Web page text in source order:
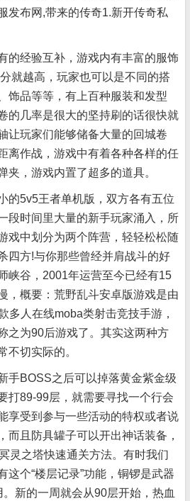
发布网,带来的传奇1.新开传奇私
经验互补，游戏内有丰富的服饰
就越高，玩家也可以是不同的搭
饰品等等，有上百种服装和发型
的几率是很大的坚持刷的话很快就
让玩家们能够储备大量的回城卷
离作战，游戏中有着各种各样的任
夹，游戏内置了超多的道具。
5v5王者单机版，双方各有五位
段时间里大量的新手玩家涌入，所
戏中划分为两个阵营，轻轻松松随
四方!与你那些曾经并肩战斗的好
峡谷，2001年运营至今已经有15
，概要：荒野乱斗安卓版游戏是由
多人在线moba类射击竞技手游，
之为90后游戏了。其实这两种方
不切实际的。
BOSS之后可以掉落黄金紫金级
打89-99层，就需要寻找一个行会
享受到参与一些活动的特权或者说
而且防具罐子可以开出神话装备，
灵之塔快速通关方法。有时我们
这个“楼层记录”功能，铜锣是武器
新的一周就会从90层开始，热血